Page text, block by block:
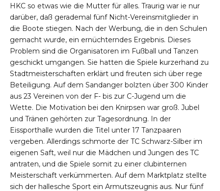
HKC so etwas wie die Mutter für alles. Traurig war ie nur
darüber, daß gerademal fünf Nicht-Vereinsmitglieder in
die Boote stiegen. Nach der Werbung, die in den Schulen
gemacht wurde, ein ernüchterndes Ergebnis. Dieses
Problem sind die Organisatoren im Fußball und Tanzen
geschickt umgangen. Sie hatten die Spiele kurzerhand zu
Stadtmeisterschaften erklärt und freuten sich über rege
Beteiligung. Auf dem Sandanger bolzten über 300 Kinder
aus 23 Vereinen von der F- bis zur C-Jugend um die
Wette. Die Motivation bei den Knirpsen war groß. Jubel
und Tränen gehörten zur Tagesordnung. In der
Eissporthalle wurden die Titel unter 17 Tanzpaaren
vergeben. Allerdings schmorte der TC Schwarz-Silber im
eigenen Saft, weil nur die Mädchen und Jungen des TC
antraten, und die Spiele somit zu einer clubinternen
Meisterschaft verkümmerten. Auf dem Marktplatz stellte
sich der hallesche Sport ein Armutszeugnis aus. Nur fünf